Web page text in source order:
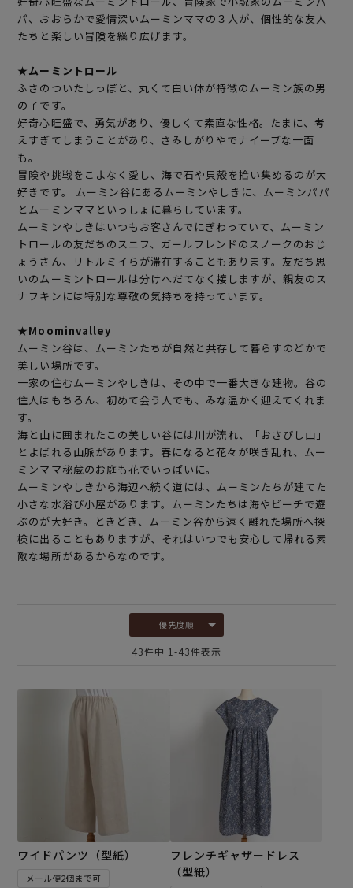
パ、おおらかで愛情深いムーミンママの３人が、個性的な友人
たちと楽しい冒険を繰り広げます。
★ムーミントロール
ふさのついたしっぽと、丸くて白い体が特徴のムーミン族の男
の子です。
好奇心旺盛で、勇気があり、優しくて素直な性格。たまに、考
えすぎてしまうことがあり、さみしがりやでナイーブな一面
も。
冒険や挑戦をこよなく愛し、海で石や貝殻を拾い集めるのが大
好きです。 ムーミン谷にあるムーミンやしきに、ムーミンパパ
とムーミンママといっしょに暮らしています。
ムーミンやしきはいつもお客さんでにぎわっていて、ムーミン
トロールの友だちのスニフ、ガールフレンドのスノークのおじ
ょうさん、リトルミイらが滞在することもあります。友だち思
いのムーミントロールは分けへだてなく接しますが、親友のス
ナフキンには特別な尊敬の気持ちを持っています。
★Moominvalley
ムーミン谷は、ムーミンたちが自然と共存して暮らすのどかで
美しい場所です。
一家の住むムーミンやしきは、その中で一番大きな建物。谷の
住人はもちろん、初めて会う人でも、みな温かく迎えてくれま
す。
海と山に囲まれたこの美しい谷には川が流れ、「おさびし山」
とよばれる山脈があります。春になると花々が咲き乱れ、ムー
ミンママ秘蔵のお庭も花でいっぱいに。
ムーミンやしきから海辺へ続く道には、ムーミンたちが建てた
小さな水浴び小屋があります。ムーミンたちは海やビーチで遊
ぶのが大好き。ときどき、ムーミン谷から遠く離れた場所へ探
検に出ることもありますが、それはいつでも安心して帰れる素
敵な場所があるからなのです。
優先度順
43件中 1 -43件表示
ワイドパンツ（型紙）
メール便2個まで可
フレンチギャザードレス
（型紙）